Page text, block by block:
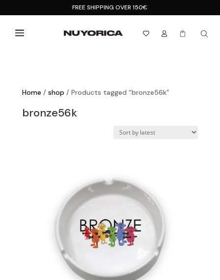
FREE SHIPPING OVER 150€
  
Home / shop / Products tagged “bronze56k”
bronze56k